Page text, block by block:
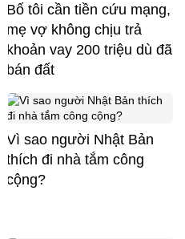
Bố tôi cần tiền cứu mạng,
mẹ vợ không chịu trả
khoản vay 200 triệu dù đã
bán đất
Vì sao người Nhật Bản
thích đi nhà tắm công
cộng?